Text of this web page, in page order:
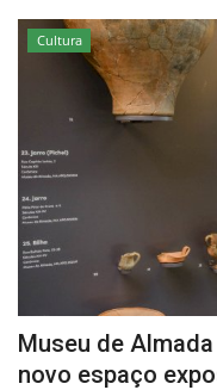
Cultura
Museu de
novo espaço